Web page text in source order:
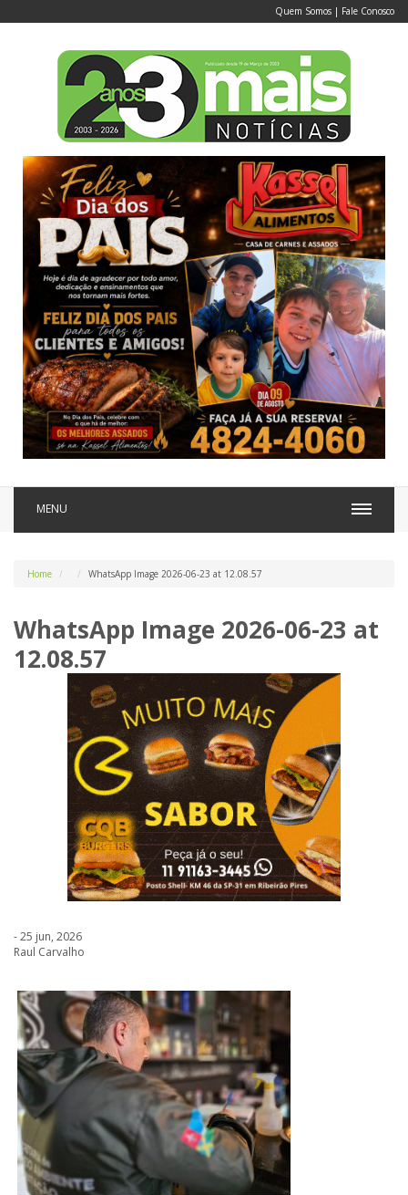
Quem Somos | Fale Conosco
MENU
Home WhatsApp Image 2026-06-23 at 12.08.57
WhatsApp Image 2026-06-23 at
12.08.57
- 25 jun, 2026
Raul Carvalho